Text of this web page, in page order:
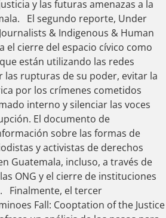
y las futuras amenazas a la
El segundo reporte, Under
& Indigenous & Human
el cierre del espacio cívico como
están utilizando las redes
rupturas de su poder, evitar la
por los crímenes cometidos
interno y silenciar las voces
El documento de
sobre las formas de
y activistas de derechos
Guatemala, incluso, a través de
ONG y el cierre de instituciones
Finalmente, el tercer
Fall: Cooptation of the Justice